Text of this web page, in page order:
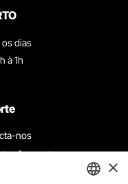
dias
à 1h
nos
frequentes
e Condições
×